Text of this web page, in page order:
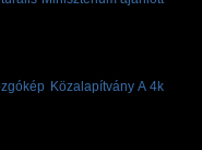
Közalapítvány A 4k